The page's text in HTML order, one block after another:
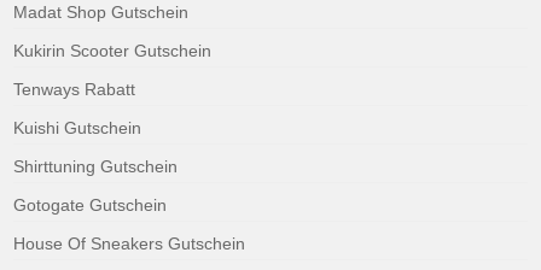
Madat Shop Gutschein
Kukirin Scooter Gutschein
Tenways Rabatt
Kuishi Gutschein
Shirttuning Gutschein
Gotogate Gutschein
House Of Sneakers Gutschein